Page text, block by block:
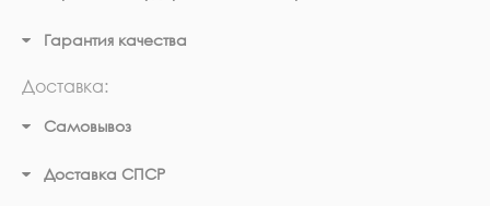
Гарантия качества
Доставка:
Самовывоз
Доставка СПСР